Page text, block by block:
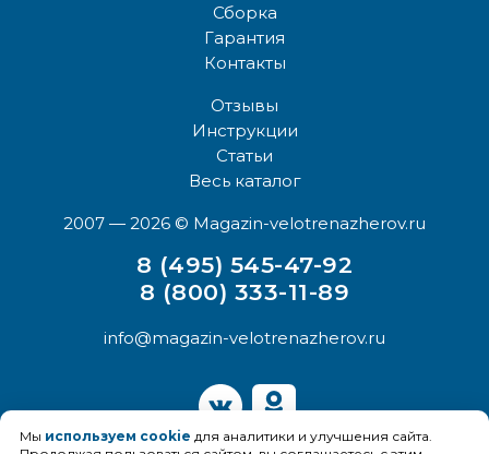
Сборка
Гарантия
Контакты
Отзывы
Инструкции
Статьи
Весь каталог
2007 — 2026 © Magazin-velotrenazherov.ru
8 (495) 545-47-92
8 (800) 333-11-89
info@magazin-velotrenazherov.ru
Мы используем cookie для аналитики и улучшения сайта.